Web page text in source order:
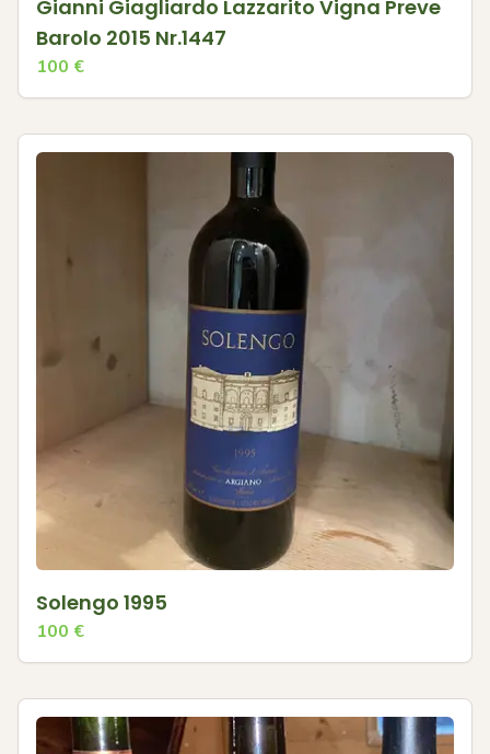
Gianni Giagliardo Lazzarito Vigna Preve
Barolo 2015 Nr.1447
100 €
Solengo 1995
100 €